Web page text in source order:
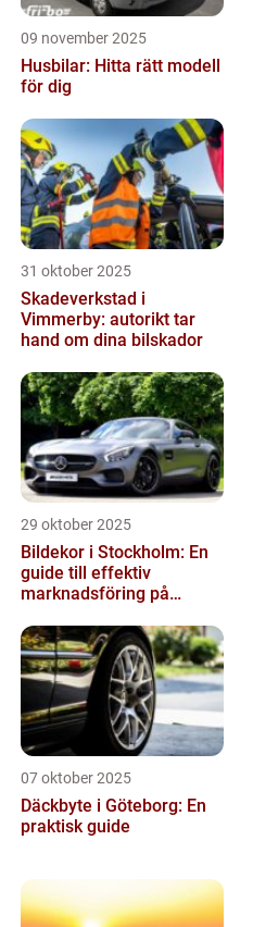
09 november 2025
Husbilar: Hitta rätt modell
för dig
31 oktober 2025
Skadeverkstad i
Vimmerby: autorikt tar
hand om dina bilskador
29 oktober 2025
Bildekor i Stockholm: En
guide till effektiv
marknadsföring på
07 oktober 2025
Däckbyte i Göteborg: En
praktisk guide